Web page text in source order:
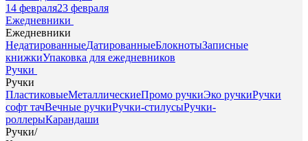
14 февраля23 февраля
Ежедневники
Ежедневники
НедатированныеДатированныеБлокнотыЗаписные
книжкиУпаковка для ежедневников
Ручки
Ручки
ПластиковыеМеталлическиеПромо ручкиЭко ручкиРучки
софт тачВечные ручкиРучки-стилусыРучки-
роллерыКарандаши
Ручки/